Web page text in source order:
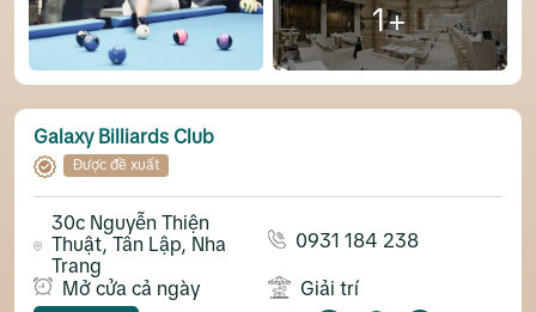
1+
Galaxy Billiards Club
Được đề xuất
30c Nguyễn Thiện
Thuật, Tân Lập, Nha
Trang
0931 184 238
Mở cửa cả ngày Giải trí